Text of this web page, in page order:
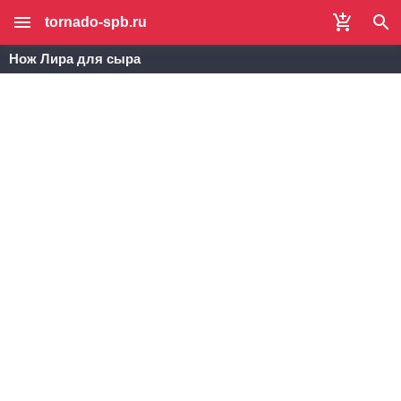
tornado-spb.ru
Нож Лира для сыра